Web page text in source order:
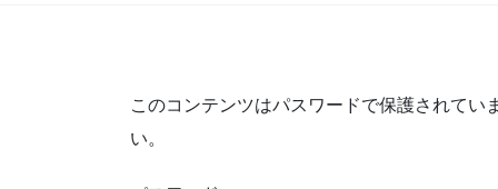
このコンテンツはパスワードで保護されてい
い。